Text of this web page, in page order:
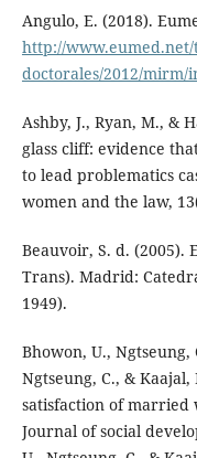
Angulo, E. (2018).
http://www.eumed.net/
doctorales/2012/mirm/
Ashby, J., Ryan, M., &
glass cliff: evidence
to lead problematics
women and the law,
Beauvoir, S. d. (2005).
Trans). Madrid:
1949).
Bhowon, U., Ngtseung,
Ngtseung, C., &
satisfaction of
Journal of social